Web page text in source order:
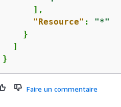
      ],
"Resource" : "*"
    }
  ]
}
Faire un commentaire